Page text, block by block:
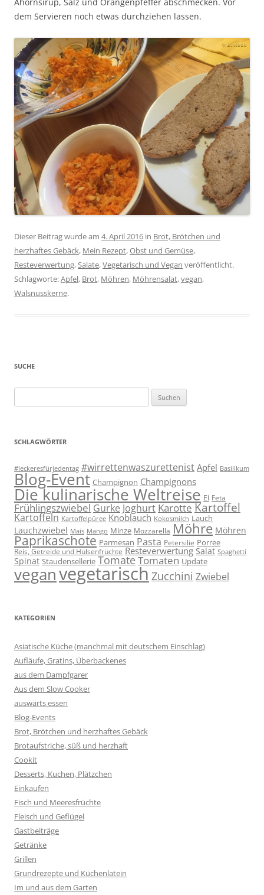
dem Servieren noch etwas durchziehen lassen.
Dieser Beitrag wurde am 4. April 2016 in Brot, Brötchen und
herzhaftes Gebäck, Mein Rezept,Obst und Gemüse,
Resteverwertung,Salate,Vegetarisch und Vegan veröffentlicht.
Schlagworte:Apfel, Brot, Möhren, Möhrensalat,vegan,
Walsnusskerne.
SUCHE
nach:
SCHLAGWÖRTER
#leckeresfürjedentag #wirrettenwaszurettenist Apfel Basilikum
Blog-Event Champignon Champignons
Die kulinarische Weltreise Ei Feta
Frühlingszwiebel Gurke Joghurt Karotte Kartoffel
Kartoffeln Kartoffelpüree Knoblauch Kokosmilch Lauch
Lauchzwiebel Mais Mango Minze Mozzarella Möhre Möhren
Paprikaschote Parmesan Pasta Petersilie Porree
Reis, Getreide und Hülsenfrüchte Resteverwertung Salat Spaghetti
Spinat Staudensellerie TomateTomaten Update
veganvegetarischZucchini Zwiebel
KATEGORIEN
Asiatische Küche (manchmal mit deutschem Einschlag)
Aufläufe, Gratins, Überbackenes
aus dem Dampfgarer
Aus dem Slow Cooker
auswärts essen
Blog-Events
Brot, Brötchen und herzhaftes Gebäck
Brotaufstriche, süß und herzhaft
Cookit
Desserts, Kuchen, Plätzchen
Einkaufen
Fisch und Meeresfrüchte
Fleisch und Geflügel
Gastbeiträge
Getränke
Grillen
Grundrezepte und Küchenlatein
Im und aus dem Garten